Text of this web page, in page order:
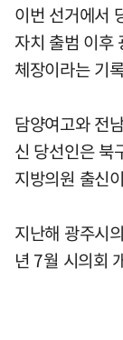
이번 선거에서
자치 출범 이후
체장이라는 기
담양여고와 전
신 당선인은 북
지방의원 출신
지난해 광주시
년 7월 시의회